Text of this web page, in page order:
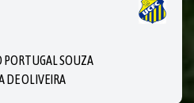
PORTUGAL SOUZA
DE OLIVEIRA